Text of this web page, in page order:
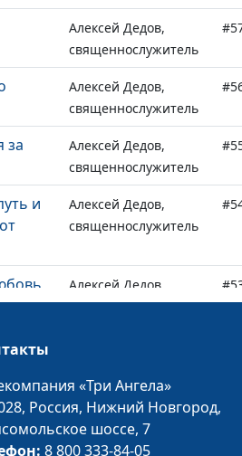
Алексей Дедов,
священнослужитель
Алексей Дедов,
священнослужитель
за
Алексей Дедов,
священнослужитель
и
Алексей Дедов,
священнослужитель
Алексей Дедов,
священнослужитель
Алексей Дедов,
священнослужитель
«Три Ангела»
Россия, Нижний Новгород,
шоссе, 7
8 800 333-84-05